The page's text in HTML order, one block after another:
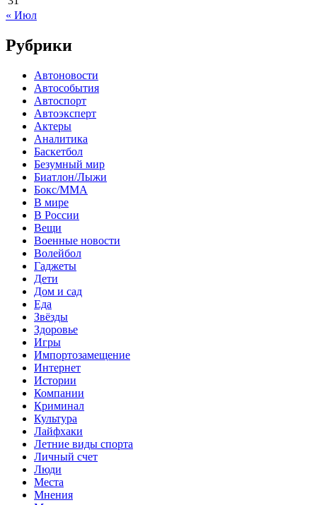
« Июл
Рубрики
Автоновости
Автособытия
Автоспорт
Автоэксперт
Актеры
Аналитика
Баскетбол
Безумный мир
Биатлон/Лыжи
Бокс/MMA
В мире
В России
Вещи
Военные новости
Волейбол
Гаджеты
Дети
Дом и сад
Еда
Звёзды
Здоровье
Игры
Импортозамещение
Интернет
Истории
Компании
Криминал
Культура
Лайфхаки
Летние виды спорта
Личный счет
Люди
Места
Мнения